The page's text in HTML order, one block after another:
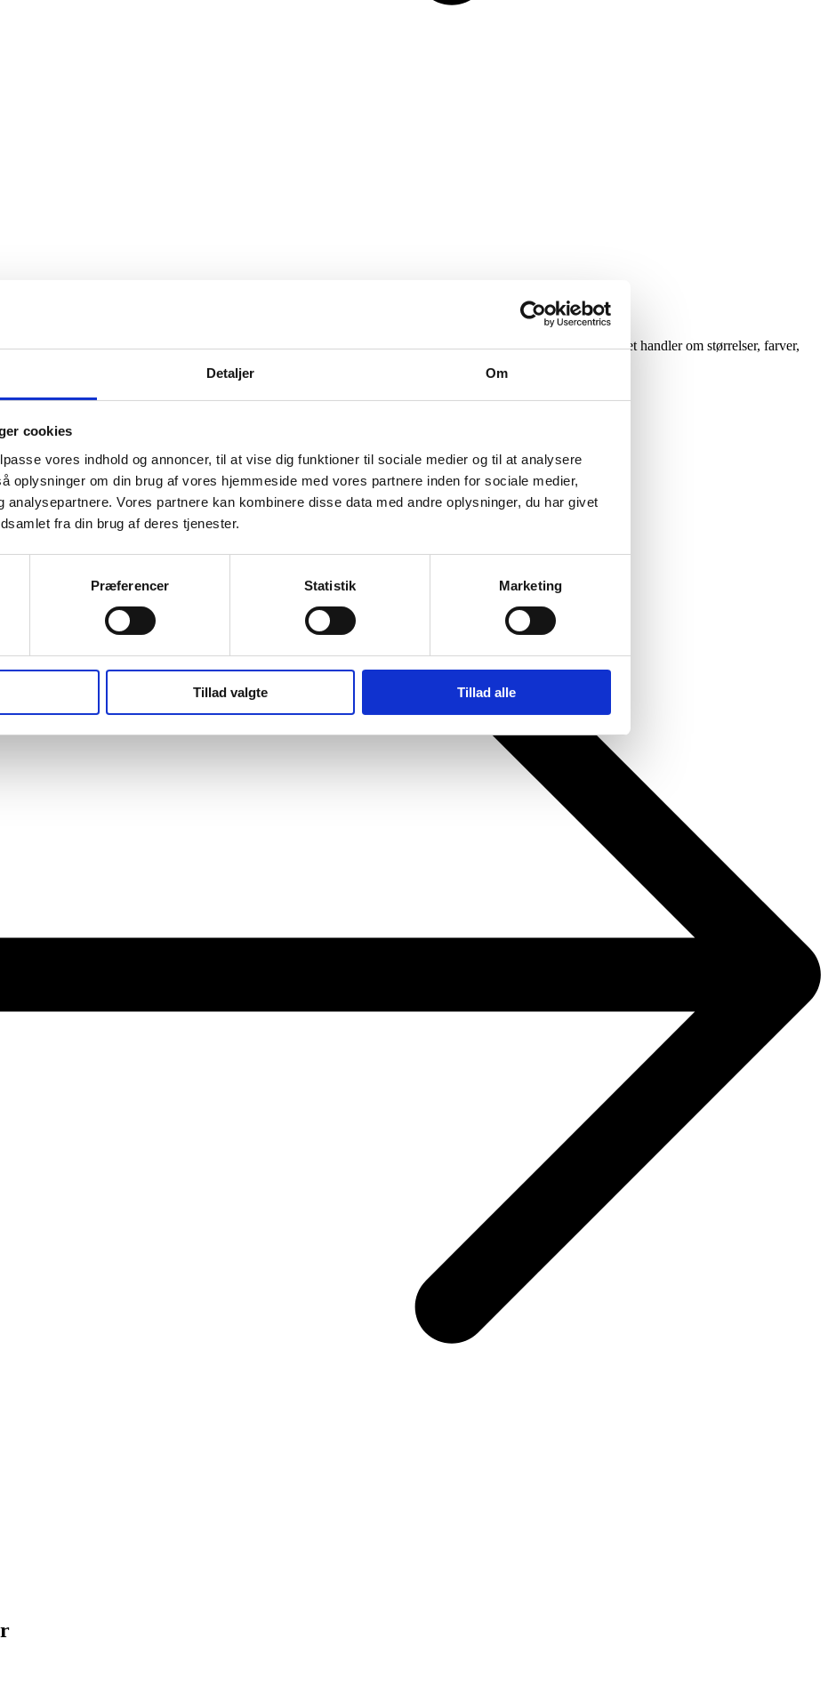
Detaljer Om
cookies
vores indhold og annoncer, til at vise dig funktioner til sociale medier og til at analysere
oplysninger om din brug af vores hjemmeside med vores partnere inden for sociale medier,
analysepartnere. Vores partnere kan kombinere disse data med andre oplysninger, du har givet
fra din brug af deres tjenester.
Præferencer Statistik Marketing
Tillad valgte Tillad alle
også din mobilitet og dine finansieringsmuligheder. Hos os er der principielt ingen begrænsninger, når det handler om størrelser, farver,
leasing og service.